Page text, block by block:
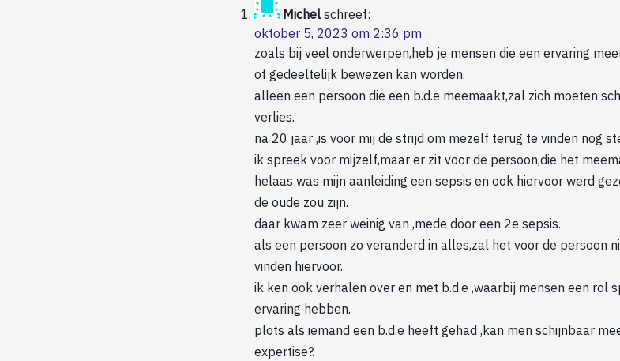
Michel schreef:
oktober 5, 2023 om 2:36 pm
zoals bij veel onderwerpen,heb je mensen die een ervaring
of gedeeltelijk bewezen kan worden.
alleen een persoon die een b.d.e meemaakt,zal zich moeten
verlies.
na 20 jaar ,is voor mij de strijd om mezelf terug te vinden nog
ik spreek voor mijzelf,maar er zit voor de persoon,die het
helaas was mijn aanleiding een sepsis en ook hiervoor werd
de oude zou zijn.
daar kwam zeer weinig van ,mede door een 2e sepsis.
als een persoon zo veranderd in alles,zal het voor de persoon
vinden hiervoor.
ik ken ook verhalen over en met b.d.e ,waarbij mensen een rol
ervaring hebben.
plots als iemand een b.d.e heeft gehad ,kan men schijnbaar
expertise?.